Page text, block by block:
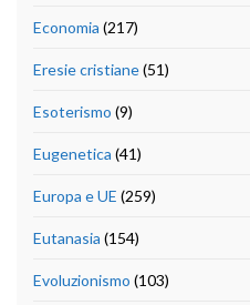
Economia (217)
Eresie cristiane(51)
Esoterismo (9)
Eugenetica (41)
Europa e UE (259)
Eutanasia (154)
Evoluzionismo (103)